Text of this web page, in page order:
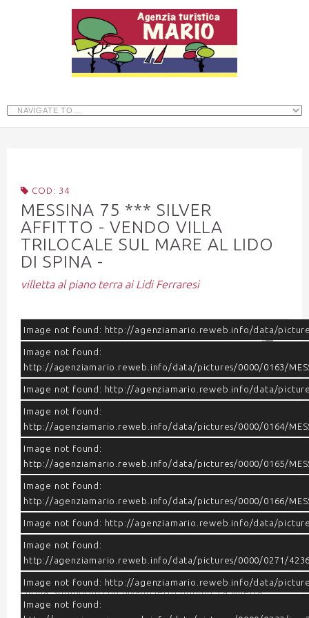
COD: 34
MESSINA 75 *** SILVER
AFFITTO - VENDO VILLA
TRILOCALE SUL MARE AL LIDO
DI SPINA -
villetta al piano terra ai Lidi Ferraresi
Image not found: http://agenziamario.reweb.info/data/
Image not found:
http://agenziamario.reweb.info/data/pictures/0000/0163/
Image not found: http://agenziamario.reweb.info/data/
Image not found:
http://agenziamario.reweb.info/data/pictures/0000/0164/
Image not found:
http://agenziamario.reweb.info/data/pictures/0000/0165/
Image not found:
http://agenziamario.reweb.info/data/pictures/0000/0166/
Image not found: http://agenziamario.reweb.info/data/
Image not found:
http://agenziamario.reweb.info/data/pictures/0000/0271/
Image not found: http://agenziamario.reweb.info/data/
Image not found:
L'agenzia Mario al Lido di Spina propone una villetta al
piano terra , composta da 2 camere da letto, bagno,
cucina, soggiorno con divano letto doppio. La villetta
dispone di ogni confort come TV, lavatrice, posto auto